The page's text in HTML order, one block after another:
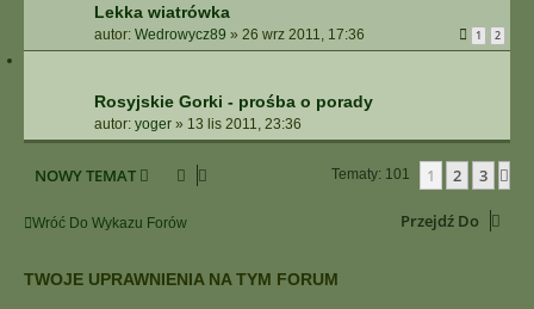
Lekka wiatrówka
autor: Wedrowycz89 » 26 wrz 2011, 17:36 1 2
Rosyjskie Gorki - prośba o porady
autor: yoger » 13 lis 2011, 23:36
NOWY TEMAT Tematy: 101 1 2 3
Wróć Do Wykazu Forów Przejdź Do
TWOJE UPRAWNIENIA NA TYM FORUM